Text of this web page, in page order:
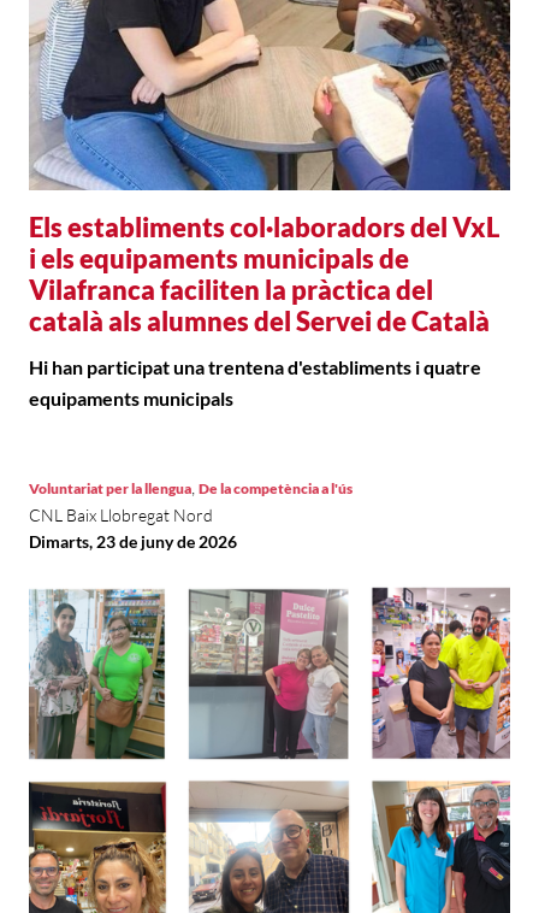
Els establiments col·laboradors del VxL
i els equipaments municipals de
Vilafranca faciliten la pràctica del
català als alumnes del Servei de Català
Hi han participat una trentena d'establiments i quatre
equipaments municipals
Voluntariat per la llengua De la competència a l'ús
CNL Baix Llobregat Nord
Dimarts, 23 de juny de 2026